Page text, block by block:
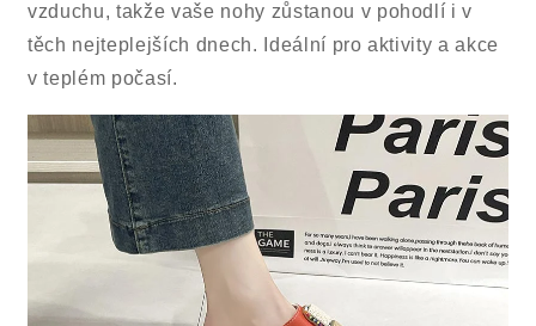
vzduchu, takže vaše nohy zůstanou v pohodlí i v
těch nejteplejších dnech. Ideální pro aktivity a akce
v teplém počasí.